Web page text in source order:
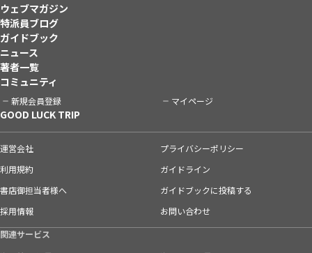
ウェブマガジン
特派員ブログ
ガイドブック
ニュース
著者一覧
コミュニティ
新規会員登録 マイページ
GOOD LUCK TRIP
運営会社
プライバシーポリシー
利用規約
ガイドライン
書店御担当者様へ
ガイドブックに投稿する
採用情報
お問い合わせ
関連サービス